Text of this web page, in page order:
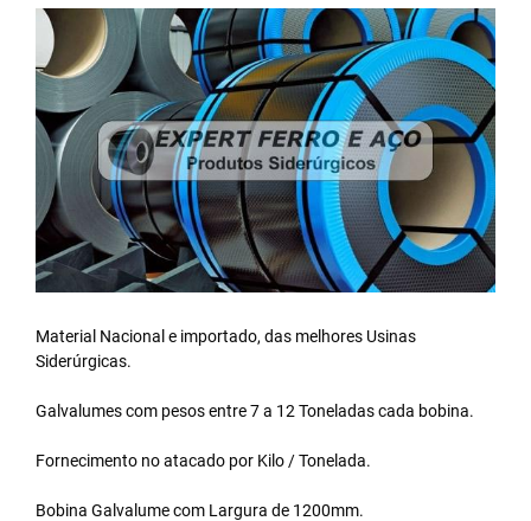
Material Nacional e importado, das melhores Usinas
Siderúrgicas.
Galvalumes com pesos entre 7 a 12 Toneladas cada bobina.
Fornecimento no atacado por Kilo / Tonelada.
Bobina Galvalumecom Largura de 1200mm.